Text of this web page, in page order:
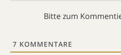
Bitte zum
7 KOMMENTARE